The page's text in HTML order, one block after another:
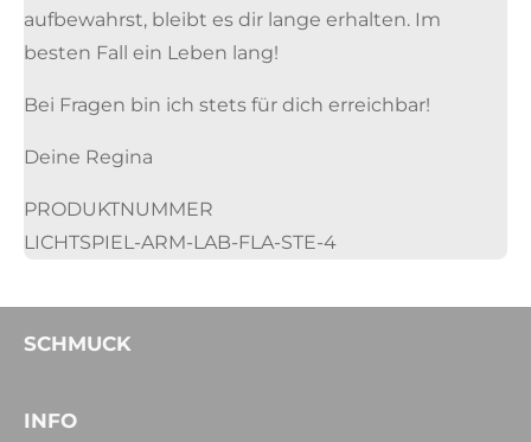
aufbewahrst, bleibt es dir lange erhalten. Im
besten Fall ein Leben lang!
Bei Fragen bin ich stets für dich erreichbar!
Deine Regina
PRODUKTNUMMER
LICHTSPIEL-ARM-LAB-FLA-STE-4
SCHMUCK
INFO